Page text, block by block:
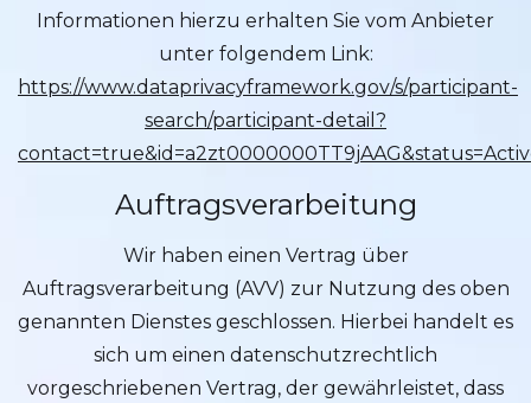
Informationen hierzu erhalten Sie vom Anbieter
unter folgendem Link:
https://www.dataprivacyframework.gov/s/participant-
search/participant-detail?
Auftragsverarbeitung
Wir haben einen Vertrag über
Auftragsverarbeitung (AVV) zur Nutzung des oben
genannten Dienstes geschlossen. Hierbei handelt es
sich um einen datenschutzrechtlich
vorgeschriebenen Vertrag, der gewährleistet, dass